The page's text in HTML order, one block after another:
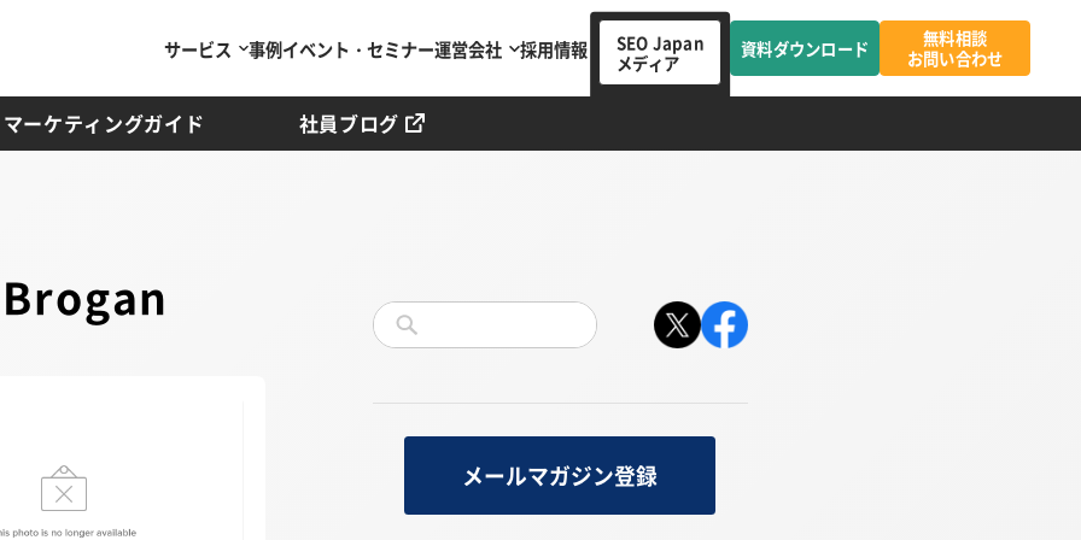
マーケティングガイド 社員ブログ
サービス 事例イベント・セミナー運営会社 採用情報
SEO Japan
メディア
資料ダウンロード
無料相談
お問い合わせ
メールマガジン登録